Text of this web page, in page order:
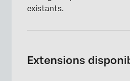
existants.
Extensions